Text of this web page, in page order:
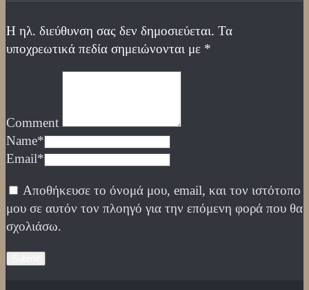
Η ηλ. διεύθυνση σας δεν δημοσιεύεται. Τα
υποχρεωτικά πεδία σημειώνονται με *
Comment
Name*
Email*
Αποθήκευσε το όνομά μου, email, και τον ιστότοπο
μου σε αυτόν τον πλοηγό για την επόμενη φορά που θα
σχολιάσω.